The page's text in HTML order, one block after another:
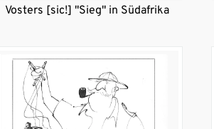
Vosters [sic!] "Sieg" in Südafrika